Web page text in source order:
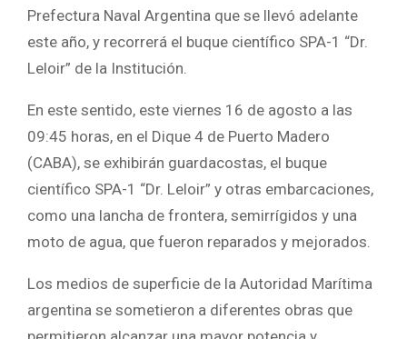
Prefectura Naval Argentina que se llevó adelante
este año, y recorrerá el buque científico SPA-1 “Dr.
Leloir” de la Institución.
En este sentido, este viernes 16 de agosto a las
09:45 horas, en el Dique 4 de Puerto Madero
(CABA), se exhibirán guardacostas, el buque
científico SPA-1 “Dr. Leloir” y otras embarcaciones,
como una lancha de frontera, semirrígidos y una
moto de agua, que fueron reparados y mejorados.
Los medios de superficie de la Autoridad Marítima
argentina se sometieron a diferentes obras que